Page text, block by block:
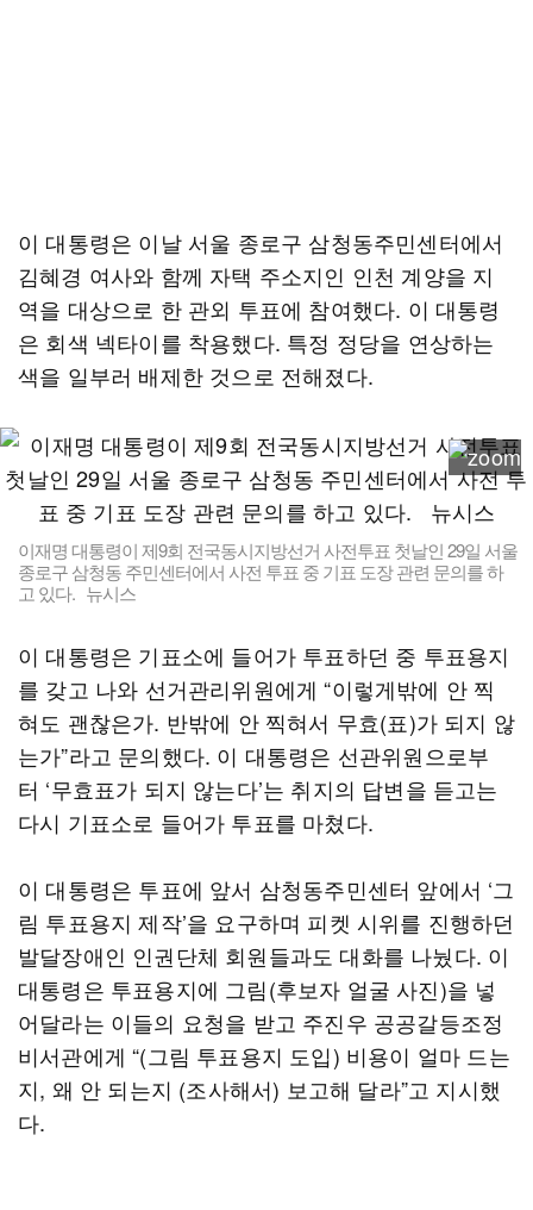
이 대통령은 이날 서울 종로구 삼청동주민센터에서
김혜경 여사와 함께 자택 주소지인 인천 계양을 지
역을 대상으로 한 관외 투표에 참여했다. 이 대통령
은 회색 넥타이를 착용했다. 특정 정당을 연상하는
색을 일부러 배제한 것으로 전해졌다.
이재명 대통령이 제9회 전국동시지방선거 사전투표 첫날인 29일 서울
종로구 삼청동 주민센터에서 사전 투표 중 기표 도장 관련 문의를 하
고 있다. 뉴시스
이 대통령은 기표소에 들어가 투표하던 중 투표용지
를 갖고 나와 선거관리위원에게 “이렇게밖에 안 찍
혀도 괜찮은가. 반밖에 안 찍혀서 무효(표)가 되지 않
는가”라고 문의했다. 이 대통령은 선관위원으로부
터 ‘무효표가 되지 않는다’는 취지의 답변을 듣고는
다시 기표소로 들어가 투표를 마쳤다.
이 대통령은 투표에 앞서 삼청동주민센터 앞에서 ‘그
림 투표용지 제작’을 요구하며 피켓 시위를 진행하던
발달장애인 인권단체 회원들과도 대화를 나눴다. 이
대통령은 투표용지에 그림(후보자 얼굴 사진)을 넣
어달라는 이들의 요청을 받고 주진우 공공갈등조정
비서관에게 “(그림 투표용지 도입) 비용이 얼마 드는
지, 왜 안 되는지 (조사해서) 보고해 달라”고 지시했
다.